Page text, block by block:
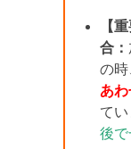
【
合：
の時
あ
てい
後